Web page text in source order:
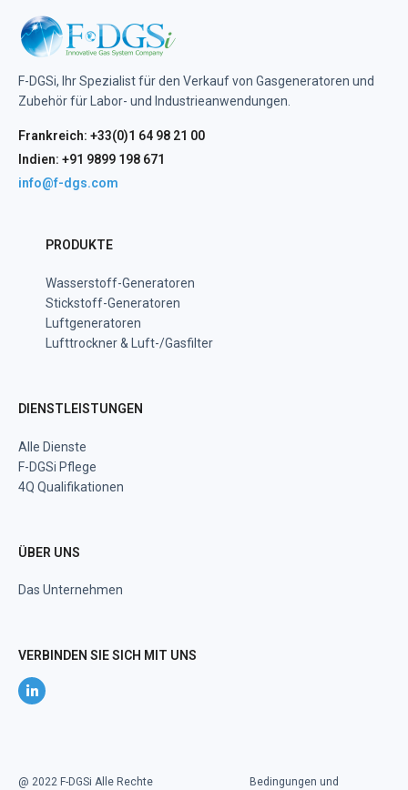
F-DGSi, Ihr Spezialist für den Verkauf von Gasgeneratoren und
Zubehör für Labor- und Industrieanwendungen.
Frankreich: +33(0)1 64 98 21 00
Indien: +91 9899 198 671
info@f-dgs.com
PRODUKTE
Wasserstoff-Generatoren
Stickstoff-Generatoren
Luftgeneratoren
Lufttrockner & Luft-/Gasfilter
DIENSTLEISTUNGEN
Alle Dienste
F-DGSi Pflege
4Q Qualifikationen
ÜBER UNS
Das Unternehmen
VERBINDEN SIE SICH MIT UNS
@ 2022 F-DGSi Alle Rechte Bedingungen und